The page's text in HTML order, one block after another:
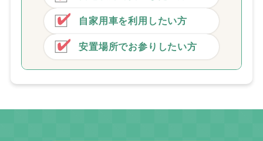
自家用車を利用したい方
安置場所でお参りしたい方